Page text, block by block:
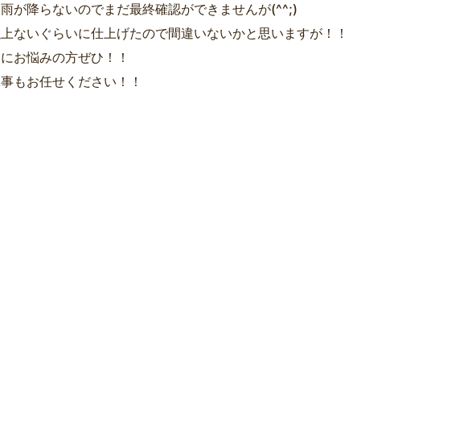
が降らないのでまだ最終確認ができませんが(^^;)
ないぐらいに仕上げたので間違いないかと思いますが！！
お悩みの方ぜひ！！
もお任せください！！